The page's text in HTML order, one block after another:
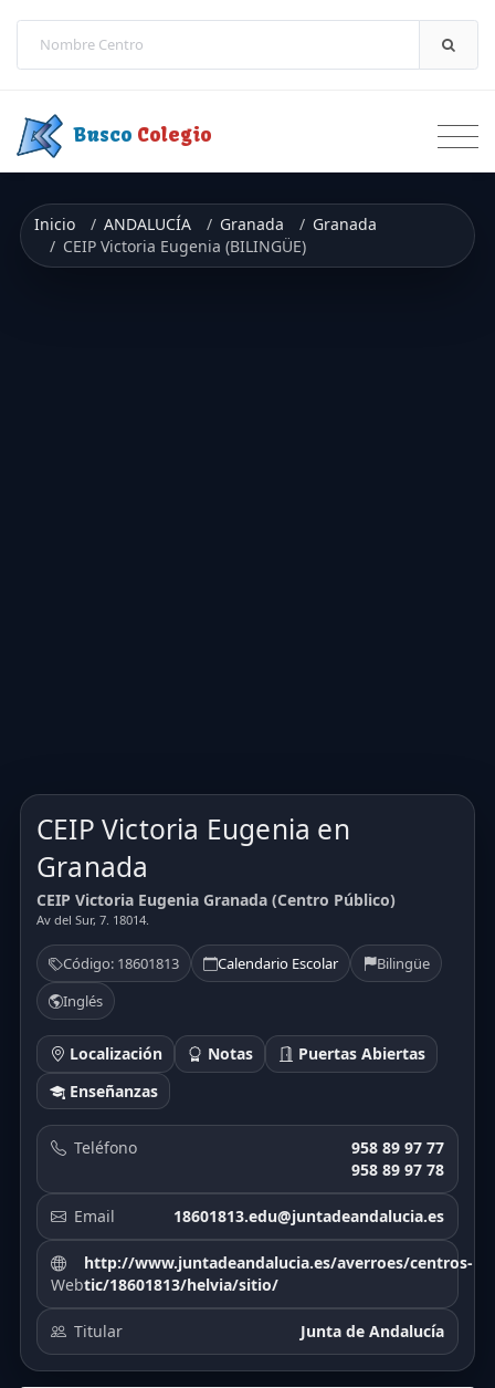
Busco Colegio
Inicio ANDALUCÍA Granada
Granada
CEIP Victoria Eugenia (BILINGÜE)
CEIP Victoria Eugenia en
Granada
CEIP Victoria Eugenia Granada (Centro Público)
Av del Sur, 7. 18014.
Código: 18601813 Calendario Escolar
Bilingüe
Inglés
Localización Notas
Puertas Abiertas
Enseñanzas
Teléfono
958 89 97 77
958 89 97 78
Email 18601813.edu@juntadeandalucia.es
Web
http://www.juntadeandalucia.es/averroes/centros-
tic/18601813/helvia/sitio/
Titular Junta de Andalucía